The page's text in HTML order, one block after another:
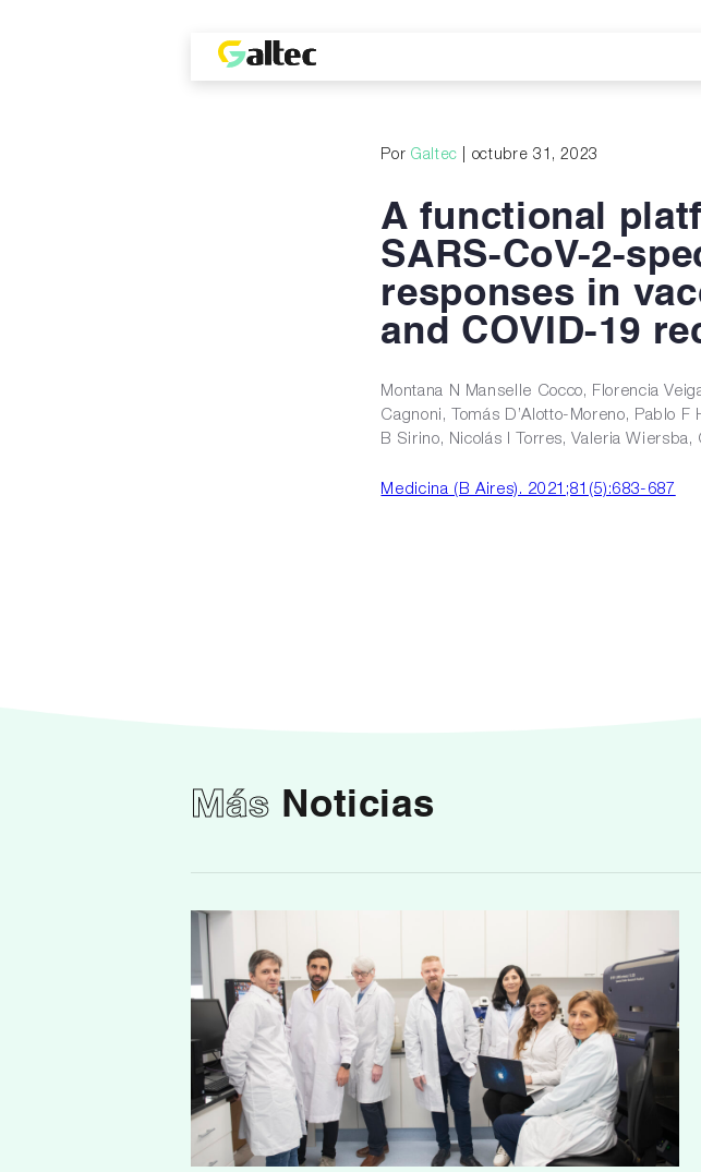
Por Galtec | octubre 31, 2023
A functional
SARS-CoV-2-
responses in
and COVID-19
Montana N Manselle Cocco, Florencia
Cagnoni, Tomás D’Alotto-Moreno, Pablo
B Sirino, Nicolás I Torres, Valeria
Medicina (B Aires). 2021;81(5):683-687
Más Noticias